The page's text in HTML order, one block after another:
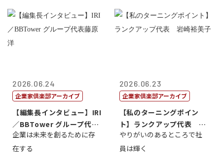
2026.06.24
企業家倶楽部アーカイブ
【編集長インタビュー】IRI
／BBTower グループ代表
藤...
企業は未来を創るために存
在する
2026.06.23
企業家倶楽部アーカイブ
【私のターニングポイン
ト】ランクアップ代表 岩
崎裕美子
やりがいのあるところで社
員は輝く